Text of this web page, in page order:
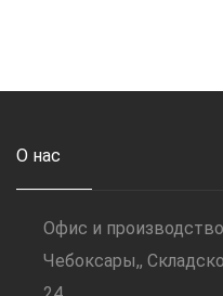
О нас
Офис и
Чебоксары,,